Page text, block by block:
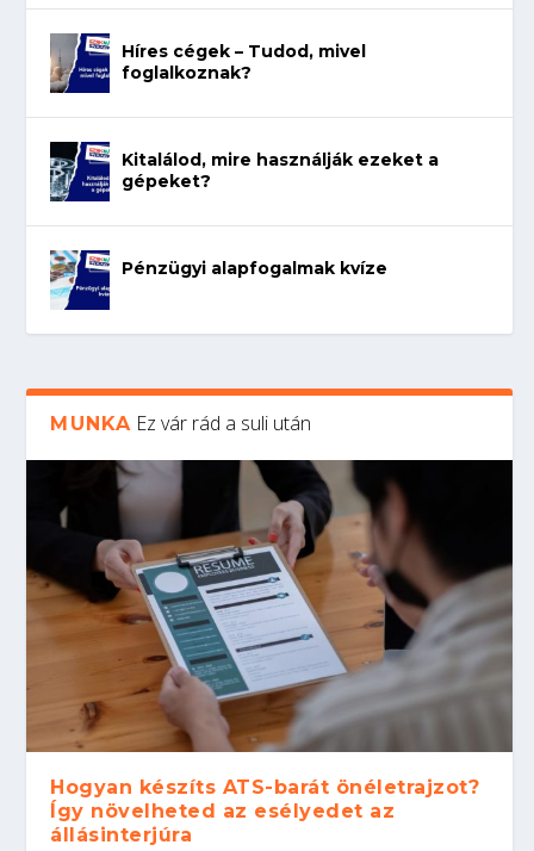
Híres cégek – Tudod, mivel
foglalkoznak?
Kitalálod, mire használják ezeket a
gépeket?
Pénzügyi alapfogalmak kvíze
MUNKA Ez vár rád a suli után
Hogyan készíts ATS-barát önéletrajzot?
Így növelheted az esélyedet az
állásinterjúra